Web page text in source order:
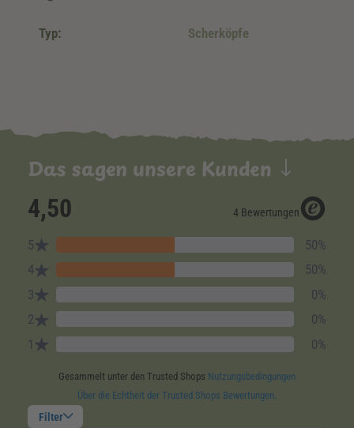
Typ: Scherköpfe
Das sagen unsere Kunden